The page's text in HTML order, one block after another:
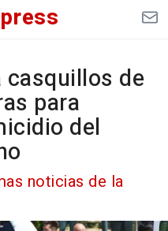
press
casquillos de
para
del
noticias de la